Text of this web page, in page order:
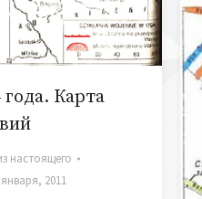
года. Карта
настоящего
января, 2011